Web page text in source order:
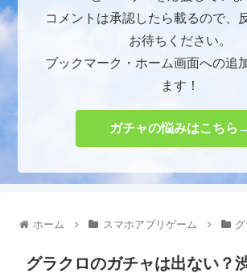
コメントは承認したら載るので、
お待ちください。
ブックマーク・ホーム画面への追
ます！
ガチャの悩みはこちら
ホーム スマホアプリゲーム
グラクロのガチャは出ない？